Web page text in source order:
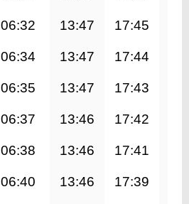
06:32 13:47 17:45
06:34 13:47 17:44
06:35 13:47 17:43
06:37 13:46 17:42
06:38 13:46 17:41
06:40 13:46 17:39